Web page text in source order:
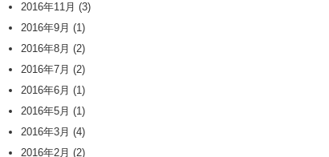
2016年11月 (3)
2016年9月 (1)
2016年8月 (2)
2016年7月 (2)
2016年6月 (1)
2016年5月 (1)
2016年3月 (4)
2016年2月 (2)